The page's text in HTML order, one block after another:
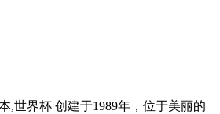
,世界杯 创建于1989年，位于美丽的